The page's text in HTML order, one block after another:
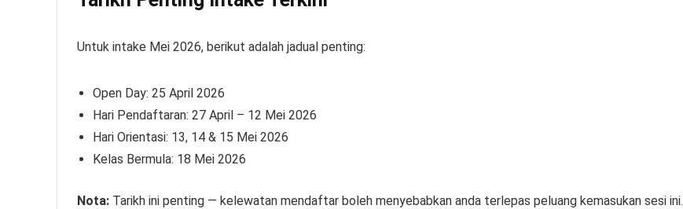
Untuk intake Mei 2026, berikut adalah jadual penting:
Open Day: 25 April 2026
Hari Pendaftaran: 27 April – 12 Mei 2026
Hari Orientasi: 13, 14 & 15 Mei 2026
Kelas Bermula: 18 Mei 2026
Nota: Tarikh ini penting — kelewatan mendaftar boleh menyebabkan anda terlepas peluang kemasukan sesi ini.